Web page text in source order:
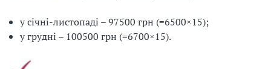
у січні-листопаді – 97500 грн (=6500×15);
у грудні – 100500 грн (=6700×15).